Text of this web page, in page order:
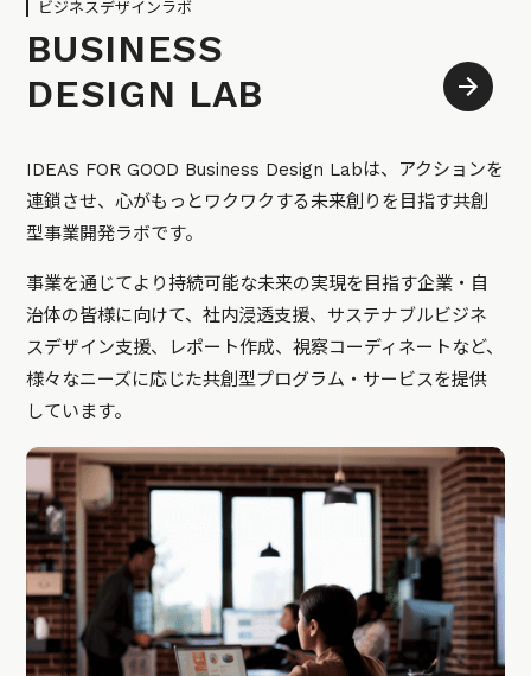
ビジネスデザインラボ
BUSINESS
DESIGN LAB
IDEAS FOR GOOD Business Design Labは、アクションを
連鎖させ、心がもっとワクワクする未来創りを目指す共創
型事業開発ラボです。
事業を通じてより持続可能な未来の実現を目指す企業・自
治体の皆様に向けて、社内浸透支援、サステナブルビジネ
スデザイン支援、レポート作成、視察コーディネートなど、
様々なニーズに応じた共創型プログラム・サービスを提供
しています。